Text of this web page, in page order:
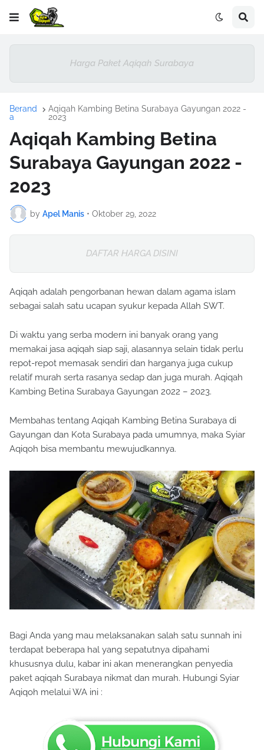
Harga Paket Aqiqah Surabaya
Berand
a
Aqiqah Kambing Betina Surabaya Gayungan 2022 -
2023
Aqiqah Kambing Betina
Surabaya Gayungan 2022 -
2023
by Apel Manis • Oktober 29, 2022
DAFTAR HARGA DISINI
Aqiqah adalah pengorbanan hewan dalam agama islam
sebagai salah satu ucapan syukur kepada Allah SWT.
Di waktu yang serba modern ini banyak orang yang
memakai jasa aqiqah siap saji, alasannya selain tidak perlu
repot-repot memasak sendiri dan harganya juga cukup
relatif murah serta rasanya sedap dan juga murah. Aqiqah
Kambing Betina Surabaya Gayungan 2022 – 2023.
Membahas tentang Aqiqah Kambing Betina Surabaya di
Gayungan dan Kota Surabaya pada umumnya, maka Syiar
Aqiqoh bisa membantu mewujudkannya.
Bagi Anda yang mau melaksanakan salah satu sunnah ini
terdapat beberapa hal yang sepatutnya dipahami
khususnya dulu, kabar ini akan menerangkan penyedia
paket aqiqah Surabaya nikmat dan murah. Hubungi Syiar
Aqiqoh melalui WA ini :